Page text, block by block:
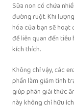
Sữa non có chứa
đường ruột. Khi
hóa của bạn sẽ hoạt
đề liên quan đến
kích thích.
Không chỉ vậy, các
phần làm giảm tình
giúp phân giải thức
này không chỉ hữu